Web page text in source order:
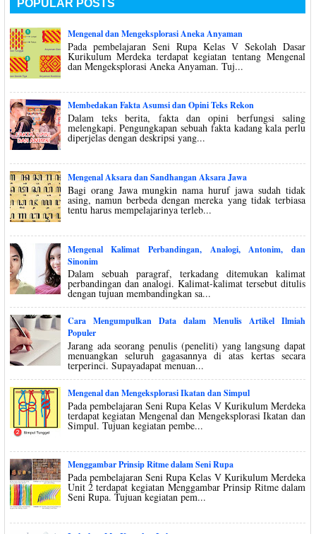
POPULAR POSTS
Mengenal dan Mengeksplorasi Aneka Anyaman
Pada pembelajaran Seni Rupa Kelas V Sekolah Dasar
Kurikulum Merdeka terdapat kegiatan tentang Mengenal
dan Mengeksplorasi Aneka Anyaman. Tuj...
Membedakan Fakta Asumsi dan Opini Teks Rekon
Dalam teks berita, fakta dan opini berfungsi saling
melengkapi. Pengungkapan sebuah fakta kadang kala perlu
diperjelas dengan deskripsi yang...
Mengenal Aksara dan Sandhangan Aksara Jawa
Bagi orang Jawa mungkin nama huruf jawa sudah tidak
asing, namun berbeda dengan mereka yang tidak terbiasa
tentu harus mempelajarinya terleb...
Mengenal Kalimat Perbandingan, Analogi, Antonim, dan
Sinonim
Dalam sebuah paragraf, terkadang ditemukan kalimat
perbandingan dan analogi. Kalimat-kalimat tersebut ditulis
dengan tujuan membandingkan sa...
Cara Mengumpulkan Data dalam Menulis Artikel Ilmiah
Populer
Jarang ada seorang penulis (peneliti) yang langsung dapat
menuangkan seluruh gagasannya di atas kertas secara
terperinci. Supayadapat menuan...
Mengenal dan Mengeksplorasi Ikatan dan Simpul
Pada pembelajaran Seni Rupa Kelas V Kurikulum Merdeka
terdapat kegiatan Mengenal dan Mengeksplorasi Ikatan dan
Simpul. Tujuan kegiatan pembe...
Menggambar Prinsip Ritme dalam Seni Rupa
Pada pembelajaran Seni Rupa Kelas V Kurikulum Merdeka
Unit 2 terdapat kegiatan Menggambar Prinsip Ritme dalam
Seni Rupa. Tujuan kegiatan pem...